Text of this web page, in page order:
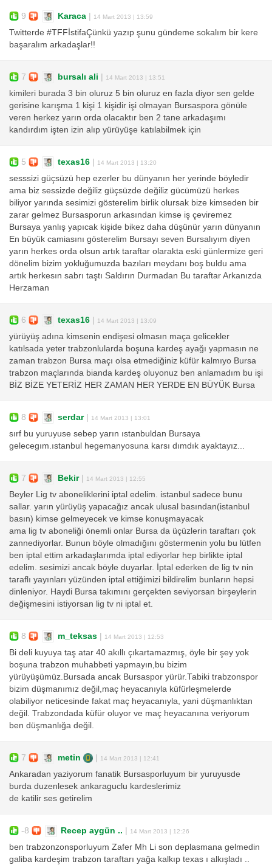
9 Karaca 14 Mart 2013 | 13:59
Twitterde #TFFİstifaÇünkü yazıp şunu gündeme sokalım bir kere
başaralım arkadaşlar!!
7 bursalı ali 14 Mart 2013 | 13:51
kimileri burada 3 bin oluruz 5 bin oluruz en fazla diyor sen gelde
gerisine karışma 1 kişi 1 kişidir işi olmayan Bursaspora gönüle
veren herkez yarın orda olacaktır ben 2 tane arkadaşımı
kandırdım işten izin alıp yürüyüşe katılabilmek için
5 texas16 14 Mart 2013 | 13:20
sesssizi güçsüzü hep ezerler bu dünyanın her yerinde böyledir
ama biz sessizde değiliz güçsüzde değiliz gücümüzü herkes
biliyor yarında sesimizi gösterelim birlik olursak bize kimseden bir
zarar gelmez Bursasporun arkasından kimse iş çeviremez
Bursaya yanlış yapıcak kişide bikez daha düşünür yarın dünyanın
En büyük camiasını gösterelim Bursayı seven Bursalıyım diyen
yarın herkes orda olsun artık taraftar olarakta eski günlermize geri
dönelim bizim yokluğumuzda bazıları meydanı boş buldu ama
artık herkesın sabrı taştı Saldırın Durmadan Bu taraftar Arkanızda
Herzaman
6 texas16 14 Mart 2013 | 13:09
yürüyüş adına kimsenin endişesi olmasın maça gelicekler
katılsada yeter trabzonlularda boşuna kardeş ayağı yapmasın ne
zaman trabzon Bursa maçı olsa etmediğiniz küfür kalmıyo Bursa
trabzon maçlarında bianda kardeş oluyonuz ben anlamadım bu işi
BİZ BİZE YETERİZ HER ZAMAN HER YERDE EN BÜYÜK Bursa
8 serdar| 14 Mart 2013 | 13:01
sırf bu yuruyuse sebep yarın ıstanbuldan Bursaya
gelecegım.ıstanbul hegemanyosuna karsı dımdık ayaktayız...
7 Bekir| 14 Mart 2013 | 12:55
Beyler Lig tv aboneliklerini iptal edelim. istanbul sadece bunu
sallar. yarın yürüyüş yapacağız ancak ulusal basından(istanbul
basın) kimse gelmeyecek ve kimse konuşmayacak
ama lig tv aboneliği önemli onlar Bursa da üçüzlerin taraftarı çok
zannediyorlar. Bunun böyle olmadığını göstermenin yolu bu lütfen
ben iptal ettim arkadaşlarımda iptal ediyorlar hep birlikte iptal
edelim. sesimizi ancak böyle duyarlar. İptal ederken de lig tv nin
taraflı yayınları yüzünden iptal ettiğimizi bildirelim bunların hepsi
dinleniyor. Haydi Bursa takımını gerçekten seviyorsan birşeylerin
değişmesini istiyorsan lig tv ni iptal et.
8 m_teksas 14 Mart 2013 | 12:53
Bi deli kuyuya taş atar 40 akıllı çıkartamazmış, öyle bir şey yok
boşuna trabzon muhabbeti yapmayın,bu bizim
yürüyüşümüz.Bursada ancak Bursaspor yürür.Tabiki trabzonspor
bizim düşmanımız değil,maç heyacanıyla küfürleşmelerde
olabiliyor neticesinde fakat maç heyacanıyla, yani düşmanlıktan
değil. Trabzondada küfür oluyor ve maç heyacanına veriyorum
ben düşmanlığa değil.
7 metin 14 Mart 2013 | 12:41
Ankaradan yaziyorum fanatik Bursasporluyum bir yuruyusde
burda duzenlesek ankaraguclu kardeslerimiz
de katilir ses getirelim
-8 Recep aygün .. 14 Mart 2013 | 12:26
ben trabzonzonsporluyum Zafer Mh Li son deplasmana gelmedin
galiba kardeşim trabzon taraftarı yağa kalkıp texas ı alkışladı ..